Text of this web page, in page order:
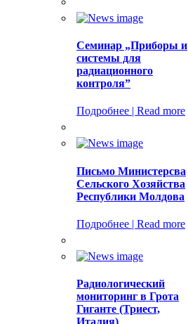
Семинар „Приборы и
системы для
радиационного
контроля”
Подробнее | Read more
Письмо Министерсва
Сельского Хозяйства
Республики Молдова
Подробнее | Read more
Радиологический
мониторинг в Грота
Гиганте (Триест,